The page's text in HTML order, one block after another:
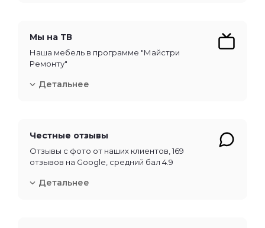
Мы на ТВ
Наша мебель в программе "Майстри
Ремонту"
Детальнее
Честные отзывы
Отзывы с фото от наших клиентов, 169
отзывов на Google, средний бал 4.9
Детальнее